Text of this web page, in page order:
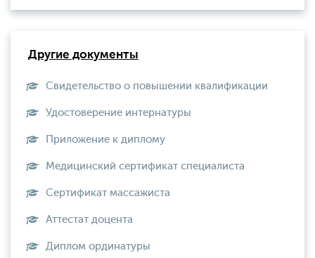
Другие документы
Свидетельство о повышении квалификации
Удостоверение интернатуры
Приложение к диплому
Медицинский сертификат специалиста
Сертификат массажиста
Аттестат доцента
Диплом ординатуры